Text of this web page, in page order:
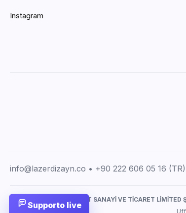
Instagram
info@lazerdizayn.co • +90 222 606 05 16
LAZERDİZAYN İMALAT SANAYİ VE TİCARET LİMİTED
Supporto live